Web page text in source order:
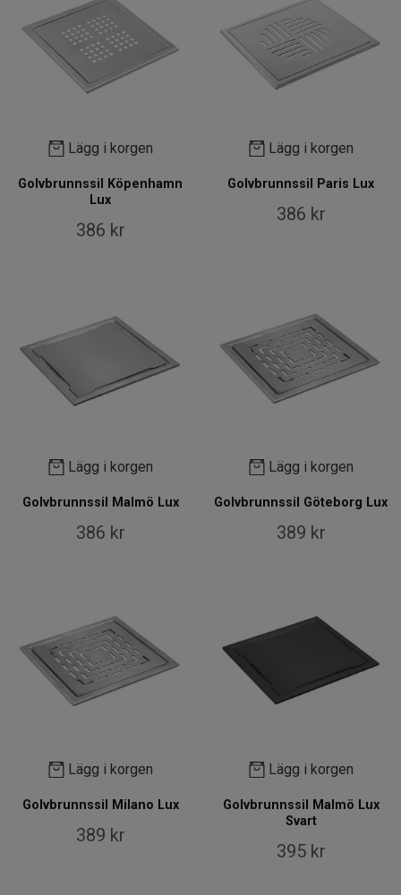
Lägg i korgen
Golvbrunnssil Köpenhamn
Lux
386 kr
Lägg i korgen
Golvbrunnssil Paris Lux
386 kr
Lägg i korgen
Golvbrunnssil Malmö Lux
386 kr
Lägg i korgen
Golvbrunnssil Göteborg Lux
389 kr
Lägg i korgen
Golvbrunnssil Milano Lux
389 kr
Lägg i korgen
Golvbrunnssil Malmö Lux
Svart
395 kr